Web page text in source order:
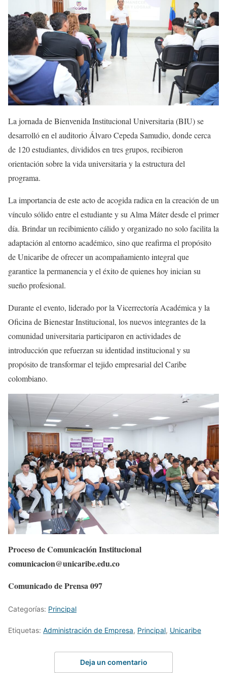
La jornada de Bienvenida Institucional Universitaria (BIU) se
desarrolló en el auditorio Álvaro Cepeda Samudio, donde cerca
de 120 estudiantes, divididos en tres grupos, recibieron
orientación sobre la vida universitaria y la estructura del
programa.
La importancia de este acto de acogida radica en la creación de un
vínculo sólido entre el estudiante y su Alma Máter desde el primer
día. Brindar un recibimiento cálido y organizado no solo facilita la
adaptación al entorno académico, sino que reafirma el propósito
de Unicaribe de ofrecer un acompañamiento integral que
garantice la permanencia y el éxito de quienes hoy inician su
sueño profesional.
Durante el evento, liderado por la Vicerrectoría Académica y la
Oficina de Bienestar Institucional, los nuevos integrantes de la
comunidad universitaria participaron en actividades de
introducción que refuerzan su identidad institucional y su
propósito de transformar el tejido empresarial del Caribe
colombiano.
Proceso de Comunicación Institucional
comunicacion@unicaribe.edu.co
Comunicado de Prensa 097
Categorías: Principal
Etiquetas: Administración de Empresa, Principal, Unicaribe
Deja un comentario